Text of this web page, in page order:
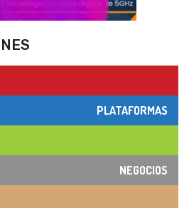
PLATAFORMAS
NEGOCIOS